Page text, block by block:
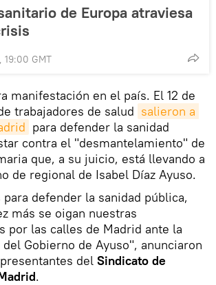
de Europa atraviesa
19:00 GMT
manifestación en el país. El 12 de
trabajadores de salud salieron a
para defender la sanidad
contra el "desmantelamiento" de
que, a su juicio, está llevando a
de regional de Isabel Díaz Ayuso.
defender la sanidad pública,
más se oigan nuestras
por las calles de Madrid ante la
Gobierno de Ayuso", anunciaron
del Sindicato de
.